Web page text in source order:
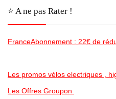
⭐️ A ne pas Rater !
FranceAbonnement : 22€ de
Les promos vélos electriques ,
Les Offres Groupon